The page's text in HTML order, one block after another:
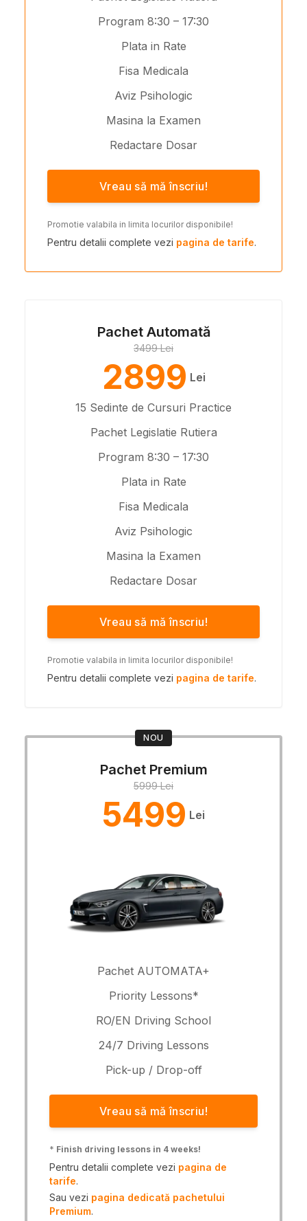
Program 8:30 – 17:30
Plata in Rate
Fisa Medicala
Aviz Psihologic
Masina la Examen
Redactare Dosar
Vreau să mă înscriu!
Promotie valabila in limita locurilor disponibile!
Pentru detalii complete vezi pagina de tarife.
Pachet Automată
3499 Lei
2899 Lei
15 Sedinte de Cursuri Practice
Pachet Legislatie Rutiera
Program 8:30 – 17:30
Plata in Rate
Fisa Medicala
Aviz Psihologic
Masina la Examen
Redactare Dosar
Vreau să mă înscriu!
Promotie valabila in limita locurilor disponibile!
Pentru detalii complete vezi pagina de tarife.
NOU
Pachet Premium
5999 Lei
5499 Lei
Pachet AUTOMATA+
Priority Lessons*
RO/EN Driving School
24/7 Driving Lessons
Pick-up / Drop-off
Vreau să mă înscriu!
* Finish driving lessons in 4 weeks!
Pentru detalii complete vezi pagina de
tarife.
Sau vezi pagina dedicată pachetului
Premium.